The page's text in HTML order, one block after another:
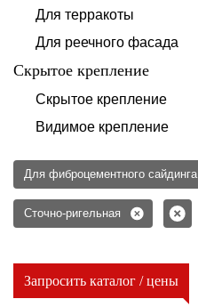
Для терракоты
Для реечного фасада
Скрытое крепление
Скрытое крепление
Видимое крепление
Для фиброцементного сайдинга
Сточно-ригельная
Запросить каталог / цены